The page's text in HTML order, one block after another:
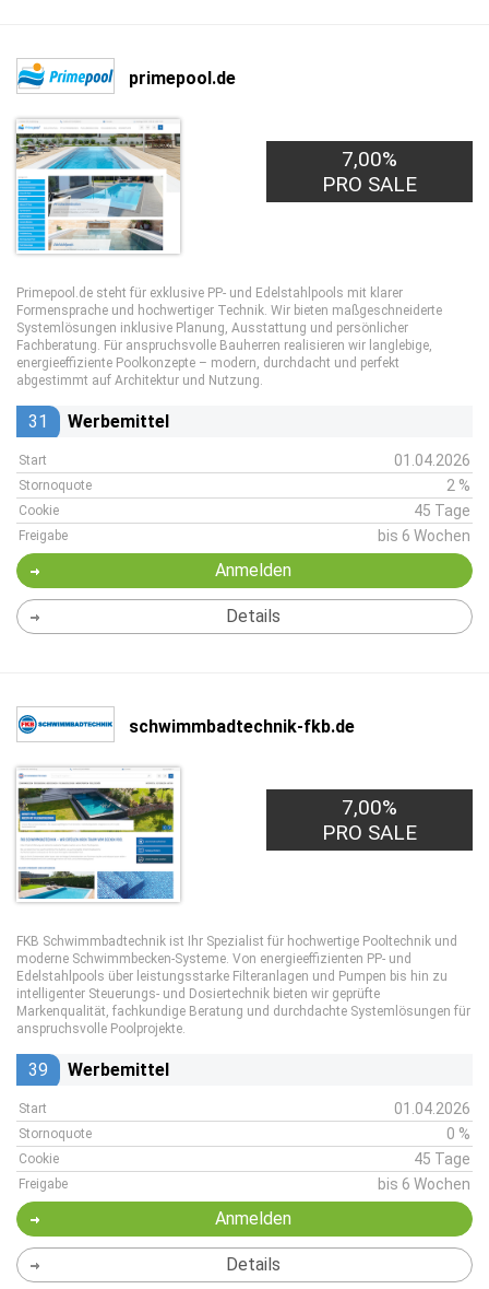
primepool.de
7,00%
PRO SALE
Primepool.de steht für exklusive PP- und Edelstahlpools mit klarer
Formensprache und hochwertiger Technik. Wir bieten maßgeschneiderte
Systemlösungen inklusive Planung, Ausstattung und persönlicher
Fachberatung. Für anspruchsvolle Bauherren realisieren wir langlebige,
energieeffiziente Poolkonzepte – modern, durchdacht und perfekt
abgestimmt auf Architektur und Nutzung.
31 Werbemittel
Start 01.04.2026
Stornoquote 2 %
Cookie 45 Tage
Freigabe bis 6 Wochen
Anmelden
Details
schwimmbadtechnik-fkb.de
7,00%
PRO SALE
FKB Schwimmbadtechnik ist Ihr Spezialist für hochwertige Pooltechnik und
moderne Schwimmbecken-Systeme. Von energieeffizienten PP- und
Edelstahlpools über leistungsstarke Filteranlagen und Pumpen bis hin zu
intelligenter Steuerungs- und Dosiertechnik bieten wir geprüfte
Markenqualität, fachkundige Beratung und durchdachte Systemlösungen für
anspruchsvolle Poolprojekte.
39 Werbemittel
Start 01.04.2026
Stornoquote 0 %
Cookie 45 Tage
Freigabe bis 6 Wochen
Anmelden
Details